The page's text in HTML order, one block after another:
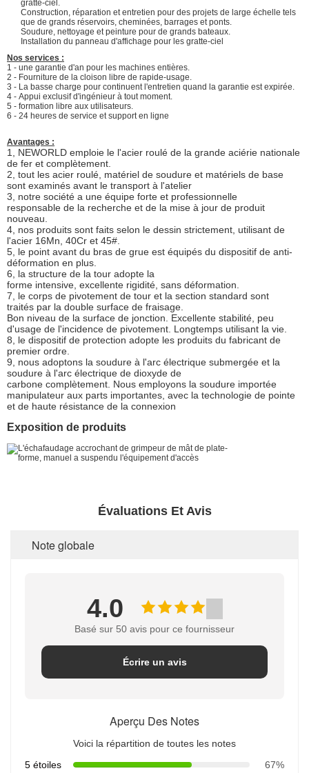
gratte-ciel.
Construction, réparation et entretien pour des projets de large échelle tels
que de grands réservoirs, cheminées, barrages et ponts.
Soudure, nettoyage et peinture pour de grands bateaux.
Installation du panneau d'affichage pour les gratte-ciel
Nos services :
1 - une garantie d'an pour les machines entières.
2 - Fourniture de la cloison libre de rapide-usage.
3 - La basse charge pour continuent l'entretien quand la garantie est expirée.
4 - Appui exclusif d'ingénieur à tout moment.
5 - formation libre aux utilisateurs.
6 - 24 heures de service et support en ligne
Avantages :
1, NEWORLD emploie le l'acier roulé de la grande aciérie nationale
de fer et complètement.
2, tout les acier roulé, matériel de soudure et matériels de base
sont examinés avant le transport à l'atelier
3, notre société a une équipe forte et professionnelle
responsable de la recherche et de la mise à jour de produit
nouveau.
4, nos produits sont faits selon le dessin strictement, utilisant de
l'acier 16Mn, 40Cr et 45#.
5, le point avant du bras de grue est équipés du dispositif de anti-
déformation en plus.
6, la structure de la tour adopte la
forme intensive, excellente rigidité, sans déformation.
7, le corps de pivotement de tour et la section standard sont
traités par la double surface de fraisage.
Bon niveau de la surface de jonction. Excellente stabilité, peu
d'usage de l'incidence de pivotement. Longtemps utilisant la vie.
8, le dispositif de protection adopte les produits du fabricant de
premier ordre.
9, nous adoptons la soudure à l'arc électrique submergée et la
soudure à l'arc électrique de dioxyde de
carbone complètement. Nous employons la soudure importée
manipulateur aux parts importantes, avec la technologie de pointe
et de haute résistance de la connexion
Exposition de produits
Évaluations Et Avis
Note globale
4.0
Basé sur 50 avis pour ce fournisseur
Écrire un avis
Aperçu Des Notes
Voici la répartition de toutes les notes
5 étoiles
67%